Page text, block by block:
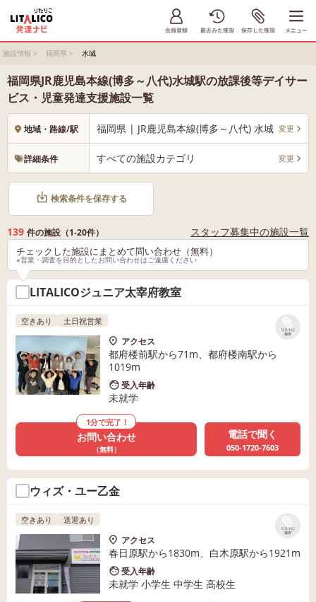
施設情報 > 福岡県 > 水城
福岡県JR鹿児島本線(博多～八代)水城駅の放課後等デイサー
ビス・児童発達支援施設一覧
地域・路線/駅 福岡県 | JR鹿児島本線(博多～八代) 水城 変更
詳細条件 すべての施設カテゴリ 変更
検索条件を保存する
139 件の施設（1-20件） スタッフ募集中の施設一覧
チェックした施設にまとめて問い合わせ（無料）
※営業・調査を目的としたお問い合わせはご遠慮ください
LITALICOジュニア太宰府教室
リストに
保存
空きあり 土日祝営業
アクセス
都府楼前駅から71m、都府楼南駅から
1019m
受入年齢
未就学
1分で完了！
お問い合わせ
（無料）
電話で聞く
050-1720-7603
ウィズ・ユー乙金
リストに
保存
空きあり 送迎あり
アクセス
春日原駅から1830m、白木原駅から1921m
受入年齢
未就学 小学生 中学生 高校生